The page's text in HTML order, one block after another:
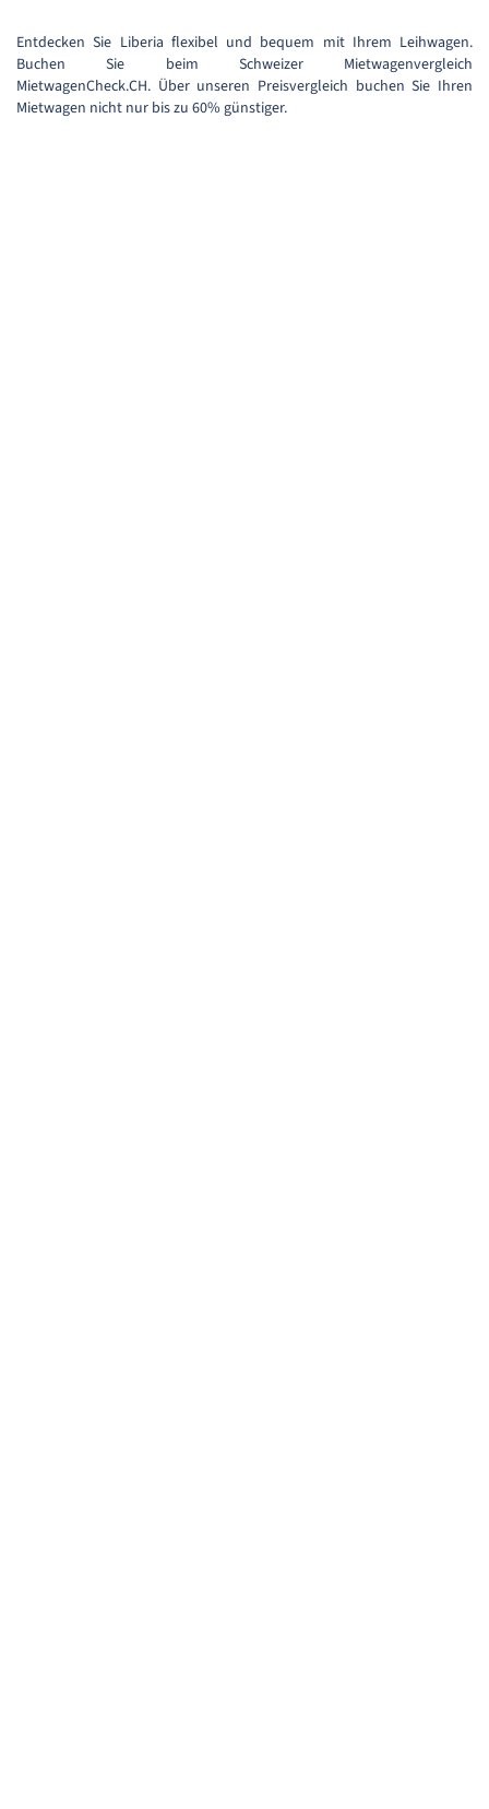
Entdecken Sie Liberia flexibel und bequem mit Ihrem Leihwagen.
Buchen Sie beim Schweizer Mietwagenvergleich
MietwagenCheck.CH. Über unseren Preisvergleich buchen Sie Ihren
Mietwagen nicht nur bis zu 60% günstiger.